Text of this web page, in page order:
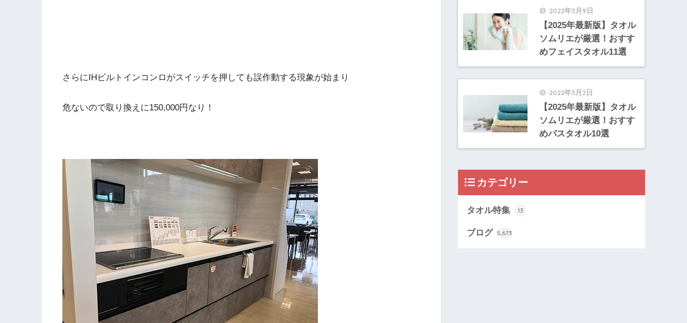
さらにIHビルトインコンロがスイッチを押しても誤作動する現象が始まり
危ないので取り換えに150,000円なり！
2022年3月9日
【2025年最新版】タオル
ソムリエが厳選！おすす
めフェイスタオル11選
2022年3月2日
【2025年最新版】タオル
ソムリエが厳選！おすす
めバスタオル10選
カテゴリー
タオル特集 13
ブログ 5,673